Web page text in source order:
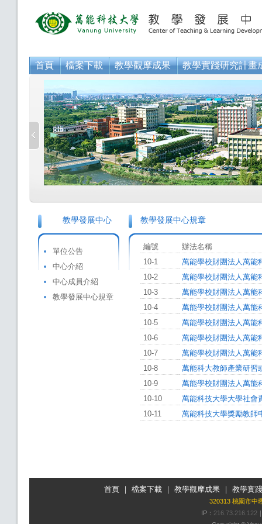
首頁 檔案下載 教學觀摩成果 教學實踐研究計畫
教學發展中心
單位公告
中心介紹
中心成員介紹
教學發展中心規章
教學發展中心規章
編號
辦法名稱
10-1
萬能學校財團法人萬能
10-2
萬能學校財團法人萬能
10-3
萬能學校財團法人萬能
10-4
萬能學校財團法人萬能
10-5
萬能學校財團法人萬能
10-6
萬能學校財團法人萬能
10-7
萬能學校財團法人萬能
10-8
萬能科大教師產業研習
10-9
萬能學校財團法人萬能
10-10
萬能科技大學大學社會
10-11
萬能科技大學獎勵教師
首頁｜ 檔案下載｜ 教學觀摩成果｜ 教學實
320313 桃園市中
IP： 216.73.216.122